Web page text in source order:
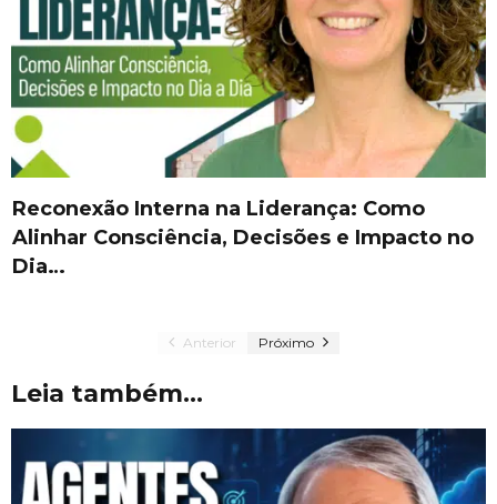
Reconexão Interna na Liderança: Como
Alinhar Consciência, Decisões e Impacto no
Dia…
Anterior Próximo
Leia também...